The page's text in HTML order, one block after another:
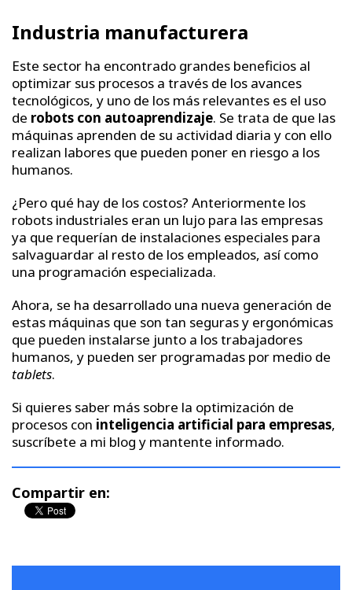
Industria manufacturera
Este sector ha encontrado grandes beneficios al
optimizar sus procesos a través de los avances
tecnológicos, y uno de los más relevantes es el uso
de robots con autoaprendizaje. Se trata de que las
máquinas aprenden de su actividad diaria y con ello
realizan labores que pueden poner en riesgo a los
humanos.
¿Pero qué hay de los costos? Anteriormente los
robots industriales eran un lujo para las empresas
ya que requerían de instalaciones especiales para
salvaguardar al resto de los empleados, así como
una programación especializada.
Ahora, se ha desarrollado una nueva generación de
estas máquinas que son tan seguras y ergonómicas
que pueden instalarse junto a los trabajadores
humanos, y pueden ser programadas por medio de
tablets.
Si quieres saber más sobre la optimización de
procesos con inteligencia artificial para empresas,
suscríbete a mi blog y mantente informado.
Compartir en: